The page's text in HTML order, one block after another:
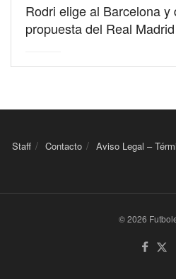
Rodri elige al Barcelona y
propuesta del Real Madrid
Staff Contacto Aviso Legal –
© 2026